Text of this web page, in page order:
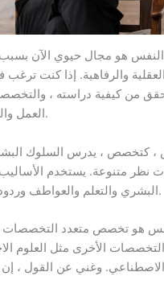
هو مجال حيوي الآن بسبب
والرفاهية. إذا كنت
من كيفية دراسته ،
العمل والنطاق في هذا المجال.
، كتخصص ، يدرس السلوك
نظر متنوعة. يستخدم الأساليب
البشري والتعلم والعواطف وردود الفعل على المواقف.
هو تخصص متعدد التخصصات
الأخرى مثل العلوم
الاصطناعي. وغني عن القول ،